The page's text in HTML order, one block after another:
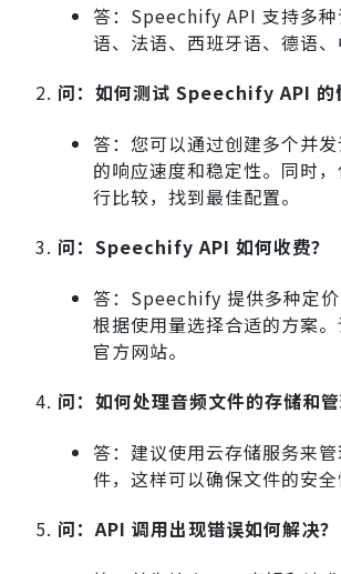
答：Speechify API 支持多
语、法语、西班牙语、德语、
问：如何测试 Speechify API 的
答：您可以通过创建多个并
的响应速度和稳定性。同时
行比较，找到最佳配置。
问：Speechify API 如何收费？
答：Speechify 提供多种定
根据使用量选择合适的方案
官方网站。
问：如何处理音频文件的存储和管
答：建议使用云存储服务来
件，这样可以确保文件的安全
问：API 调用出现错误如何解决？